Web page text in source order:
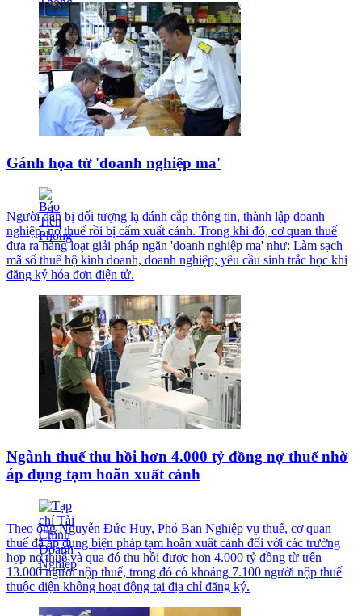
Gánh họa từ 'doanh nghiệp ma'
Người dân bị đối tượng lạ đánh cắp thông tin, thành lập doanh
nghiệp, nợ thuế rồi bị cấm xuất cảnh. Trong khi đó, cơ quan thuế
đưa ra hàng loạt giải pháp ngăn 'doanh nghiệp ma' như: Làm sạch
mã số thuế hộ kinh doanh, doanh nghiệp; yêu cầu sinh trắc học khi
đăng ký hóa đơn điện tử.
Ngành thuế thu hồi hơn 4.000 tỷ đồng nợ thuế nhờ
áp dụng tạm hoãn xuất cảnh
Theo ông Nguyễn Đức Huy, Phó Ban Nghiệp vụ thuế, cơ quan
thuế đã áp dụng biện pháp tạm hoãn xuất cảnh đối với các trường
hợp nợ thuế và qua đó thu hồi được hơn 4.000 tỷ đồng từ trên
13.000 người nộp thuế, trong đó có khoảng 7.100 người nộp thuế
thuộc diện không hoạt động tại địa chỉ đăng ký.